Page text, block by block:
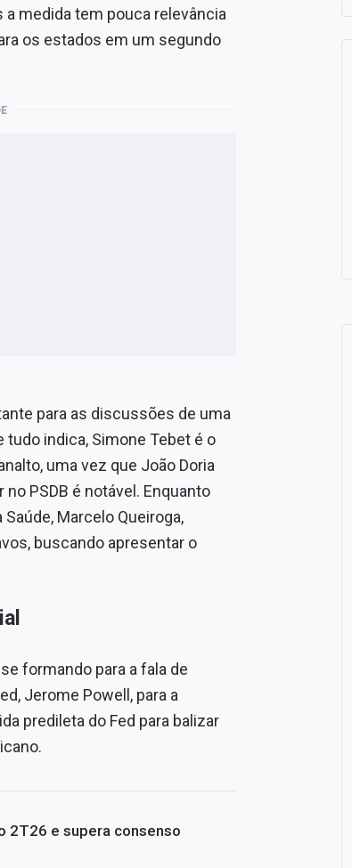
medida tem pouca relevância
os estados em um segundo
para as discussões de uma
tudo indica, Simone Tebet é o
uma vez que João Doria
PSDB é notável. Enquanto
Marcelo Queiroga,
buscando apresentar o
formando para a fala de
Jerome Powell, para a
predileta do Fed para balizar
2T26 e supera consenso